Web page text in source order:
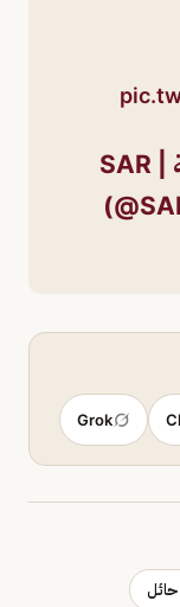
— الخطوط الحديدية السعودية | SAR
Grok